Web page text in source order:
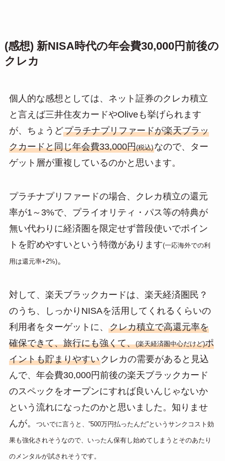
(感想) 新NISA時代の年会費30,000円前後の
クレカ
個人的な感想としては、ネット証券のクレカ積立
と言えば三井住友カードやOliveも挙げられます
が、ちょうどプラチナプリファードが楽天ブラッ
クカードと同じ年会費33,000円(税込)なので、ター
ゲット層が重複しているのかと思います。
プラチナプリファードの場合、クレカ積立の還元
率が1～3%で、プライオリティ・パス等の特典が
無い代わりに経済圏を限定せず普段使いでポイン
トを貯めやすいという特徴があります(一応海外での利
用は還元率+2%)。
対して、楽天ブラックカードは、楽天経済圏民？
のうち、しっかりNISAを活用してくれるくらいの
利用者をターゲットに、 クレカ積立で高還元率を
確保できて、旅行にも強くて、(楽天経済圏中心だけど)ポ
イントも貯まりやすいクレカの需要があると見込
んで、年会費30,000円前後の楽天ブラックカード
のスペックをオープンにすれば良いんじゃないか
という流れになったのかと思いました。知りませ
んが。
ついでに言うと、”500万円払ったんだ”というサンクコスト効
果も強化されそうなので、いったん保有し始めてしまうとそのあたり
のメンタルが試されそうです。